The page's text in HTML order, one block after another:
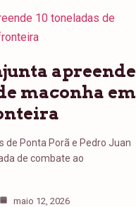
apreende
maconha em
de Ponta Porã e Pedro Juan
de combate ao
maio 12, 2026